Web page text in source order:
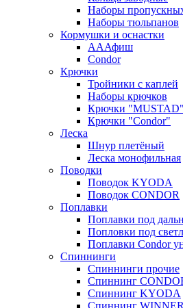
Наборы
Наборы тюльпанов
Кормушки и оснастки
АААфиш
Condor
Крючки
Тройники с каплей
Наборы крючков
Крючки "MUSTAD"
Крючки "Condor"
Леска
Шнур плетёный
Леска монофильная
Поводки
Поводок KYODA
Поводок CONDOR
Поплавки
Поплавки под
Попловки под
Поплавки Condor
Спиннинги
Спиннинги прочие
Спиннинг
Спиннинг KYODA
Спиннинг WINNER